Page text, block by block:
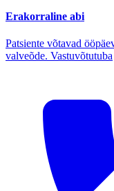
Erakorraline abi
Patsiente võtavad
valveõde. Vastuvõtutuba